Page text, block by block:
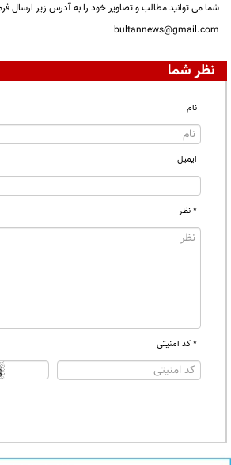
شما می توانید مطالب و تصاویر خود را به آدرس زیر ارسال
bultannews@gmail.com
نظر شما
نام
ایمیل
* نظر
* کد امنیتی